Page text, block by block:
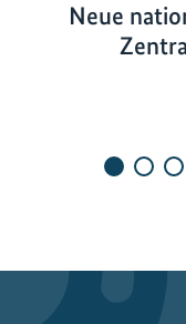
Neue